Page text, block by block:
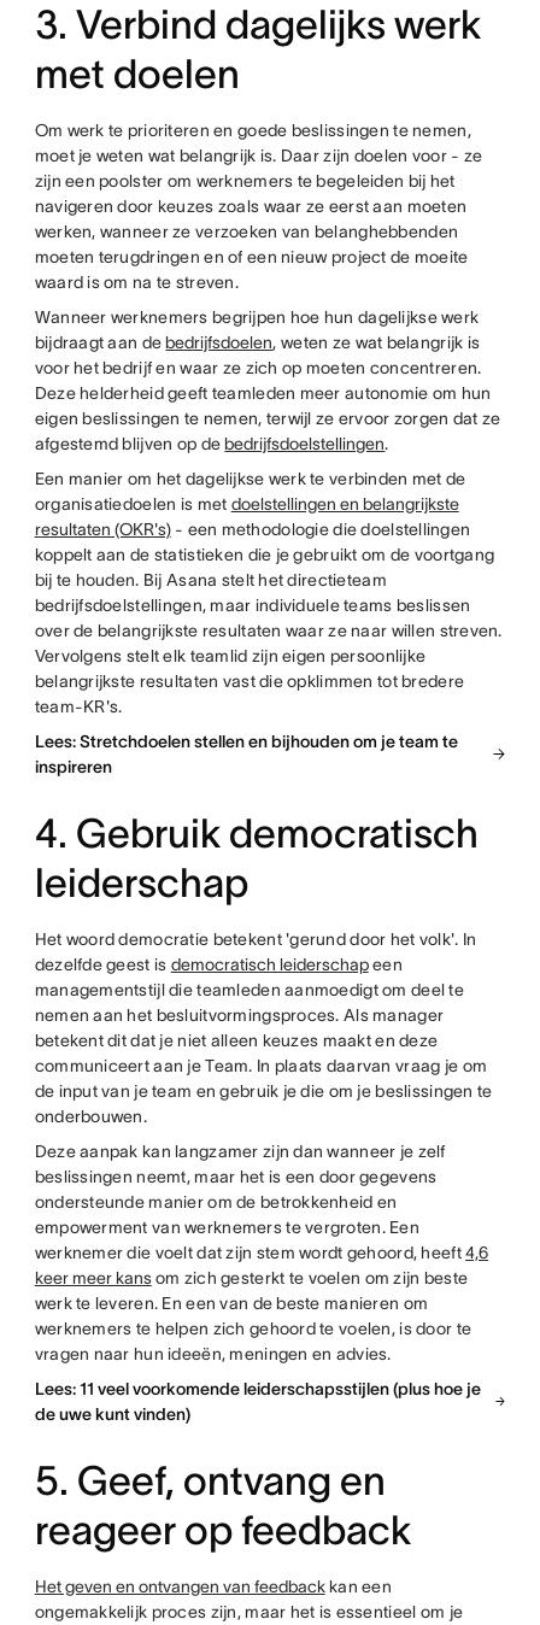
3. Verbind dagelijks werk
met doelen
Om werk te prioriteren en goede beslissingen te nemen,
moet je weten wat belangrijk is. Daar zijn doelen voor - ze
zijn een poolster om werknemers te begeleiden bij het
navigeren door keuzes zoals waar ze eerst aan moeten
werken, wanneer ze verzoeken van belanghebbenden
moeten terugdringen en of een nieuw project de moeite
waard is om na te streven.
Wanneer werknemers begrijpen hoe hun dagelijkse werk
bijdraagt aan de bedrijfsdoelen, weten ze wat belangrijk is
voor het bedrijf en waar ze zich op moeten concentreren.
Deze helderheid geeft teamleden meer autonomie om hun
eigen beslissingen te nemen, terwijl ze ervoor zorgen dat ze
afgestemd blijven op de bedrijfsdoelstellingen.
Een manier om het dagelijkse werk te verbinden met de
organisatiedoelen is met doelstellingen en belangrijkste
resultaten (OKR's)- een methodologie die doelstellingen
koppelt aan de statistieken die je gebruikt om de voortgang
bij te houden. Bij Asana stelt het directieteam
bedrijfsdoelstellingen, maar individuele teams beslissen
over de belangrijkste resultaten waar ze naar willen streven.
Vervolgens stelt elk teamlid zijn eigen persoonlijke
belangrijkste resultaten vast die opklimmen tot bredere
team-KR's.
Lees: Stretchdoelen stellen en bijhouden om je team te
inspireren
4. Gebruik democratisch
leiderschap
Het woord democratie betekent 'gerund door het volk'. In
dezelfde geest is democratisch leiderschapeen
managementstijl die teamleden aanmoedigt om deel te
nemen aan het besluitvormingsproces. Als manager
betekent dit dat je niet alleen keuzes maakt en deze
communiceert aan je Team. In plaats daarvan vraag je om
de input van je team en gebruik je die om je beslissingen te
onderbouwen.
Deze aanpak kan langzamer zijn dan wanneer je zelf
beslissingen neemt, maar het is een door gegevens
ondersteunde manier om de betrokkenheid en
empowerment van werknemers te vergroten. Een
werknemer die voelt dat zijn stem wordt gehoord, heeft4,6
keer meer kansom zich gesterkt te voelen om zijn beste
werk te leveren. En een van de beste manieren om
werknemers te helpen zich gehoord te voelen, is door te
vragen naar hun ideeën, meningen en advies.
Lees: 11 veel voorkomende leiderschapsstijlen (plus hoe je
de uwe kunt vinden)
5. Geef, ontvang en
reageer op feedback
Het geven en ontvangen van feedbackkan een
ongemakkelijk proces zijn, maar het is essentieel om je